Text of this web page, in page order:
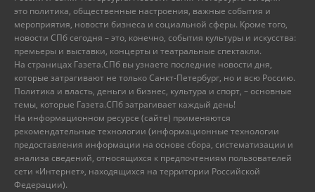
это политика, общественные настроения, важные события и
мероприятия, новости бизнеса и социальной сферы. Кроме того,
новости СПб сегодня – это, конечно, события культуры и искусства:
премьеры и выставки, концерты и театральные спектакли.
На страницах Газета.СПб вы узнаете последние новости дня,
которые затрагивают не только Санкт-Петербург, но и всю Россию.
Политика и власть, деньги и бизнес, культура и спорт, – основные
темы, которые Газета.СПб затрагивает каждый день!
На информационном ресурсе (сайте) применяются
рекомендательные технологии (информационные технологии
предоставления информации на основе сбора, систематизации и
анализа сведений, относящихся к предпочтениям пользователей
сети «Интернет», находящихся на территории Российской
Федерации).